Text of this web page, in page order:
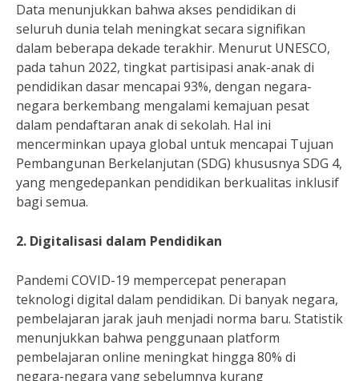
Data menunjukkan bahwa akses pendidikan di
seluruh dunia telah meningkat secara signifikan
dalam beberapa dekade terakhir. Menurut UNESCO,
pada tahun 2022, tingkat partisipasi anak-anak di
pendidikan dasar mencapai 93%, dengan negara-
negara berkembang mengalami kemajuan pesat
dalam pendaftaran anak di sekolah. Hal ini
mencerminkan upaya global untuk mencapai Tujuan
Pembangunan Berkelanjutan (SDG) khususnya SDG 4,
yang mengedepankan pendidikan berkualitas inklusif
bagi semua.
2. Digitalisasi dalam Pendidikan
Pandemi COVID-19 mempercepat penerapan
teknologi digital dalam pendidikan. Di banyak negara,
pembelajaran jarak jauh menjadi norma baru. Statistik
menunjukkan bahwa penggunaan platform
pembelajaran online meningkat hingga 80% di
negara-negara yang sebelumnya kurang